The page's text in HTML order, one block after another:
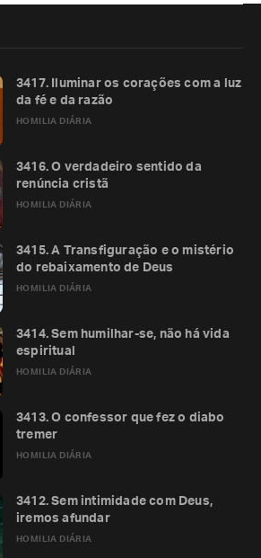
HOMILIA DIÁRIA
3417. Iluminar os corações com a luz
da fé e da razão
HOMILIA DIÁRIA
3416. O verdadeiro sentido da
renúncia cristã
HOMILIA DIÁRIA
3415. A Transfiguração e o mistério
do rebaixamento de Deus
HOMILIA DIÁRIA
3414. Sem humilhar-se, não há vida
espiritual
HOMILIA DIÁRIA
3413. O confessor que fez o diabo
tremer
HOMILIA DIÁRIA
3412. Sem intimidade com Deus,
iremos afundar